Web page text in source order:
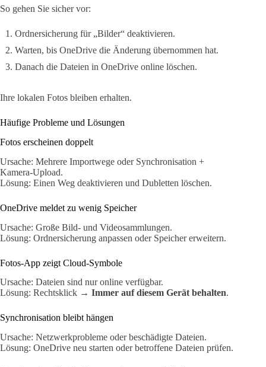
So gehen Sie sicher vor:
Ordnersicherung für „Bilder“ deaktivieren.
Warten, bis OneDrive die Änderung übernommen hat.
Danach die Dateien in OneDrive online löschen.
Ihre lokalen Fotos bleiben erhalten.
Häufige Probleme und Lösungen
Fotos erscheinen doppelt
Ursache: Mehrere Importwege oder Synchronisation +
Kamera-Upload.
Lösung: Einen Weg deaktivieren und Dubletten löschen.
OneDrive meldet zu wenig Speicher
Ursache: Große Bild- und Videosammlungen.
Lösung: Ordnersicherung anpassen oder Speicher erweitern.
Fotos-App zeigt Cloud-Symbole
Ursache: Dateien sind nur online verfügbar.
Lösung: Rechtsklick → Immer auf diesem Gerät behalten.
Synchronisation bleibt hängen
Ursache: Netzwerkprobleme oder beschädigte Dateien.
Lösung: OneDrive neu starten oder betroffene Dateien prüfen.